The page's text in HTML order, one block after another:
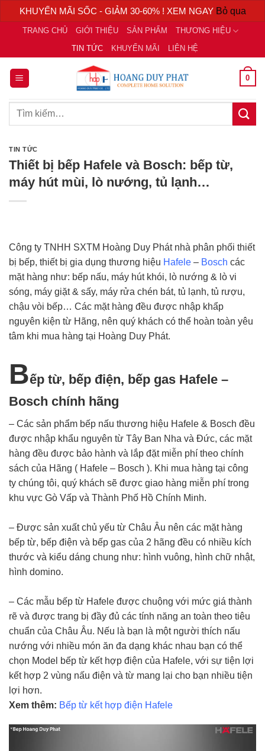
KHUYẾN MÃI SỐC - GIẢM 30-60% ! XEM NGAY Bỏ qua
Chuyển
nội
dung
TRANG CHỦ GIỚI THIỆU SẢN PHẨM
THƯƠNG HIỆU
TIN TỨC
KHUYẾN MÃI LIÊN HỆ
0
Tìm
TIN TỨC
Thiết bị bếp Hafele và Bosch: bếp từ,
máy hút mùi, lò nướng, tủ lạnh…
Công ty TNHH SXTM Hoàng Duy Phát nhà phân phối thiết
bị bếp, thiết bị gia dụng thương hiệu Hafele – Bosch các
mặt hàng như: bếp nấu, máy hút khói, lò nướng & lò vi
sóng, máy giặt & sấy, máy rửa chén bát, tủ lạnh, tủ rượu,
chậu vòi bếp… Các mặt hàng đều được nhập khẩp
nguyên kiện từ Hãng, nên quý khách có thể hoàn toàn yêu
tâm khi mua hàng tại Hoàng Duy Phát.
Bếp từ, bếp điện, bếp gas Hafele –
Bosch chính hãng
– Các sản phẩm bếp nấu thương hiệu Hafele & Bosch đều
được nhập khẩu nguyên từ Tây Ban Nha và Đức, các mặt
hàng đều được bảo hành và lắp đặt miễn phí theo chính
sách của Hãng ( Hafele – Bosch ). Khi mua hàng tại công
ty chúng tôi, quý khách sẽ được giao hàng miễn phí trong
khu vực Gò Vấp và Thành Phố Hồ Chính Minh.
– Được sản xuất chủ yếu từ Châu Âu nên các mặt hàng
bếp từ, bếp điện và bếp gas của 2 hãng đều có nhiều kích
thước và kiểu dáng chung như: hình vuông, hình chữ nhật,
hình domino.
– Các mẫu bếp từ Hafele được chuộng với mức giá thành
rẽ và được trang bị đầy đủ các tính năng an toàn theo tiêu
chuẩn của Châu Âu. Nếu là bạn là một người thích nấu
nướng với nhiều món ăn đa dạng khác nhau bạn có thể
chọn Model bếp từ kết hợp điện của Hafele, với sự tiện lợi
kết hợp 2 vùng nấu điện và từ mang lại cho bạn nhiều tiện
lợi hơn.
Xem thêm: Bếp từ kết hợp điện Hafele